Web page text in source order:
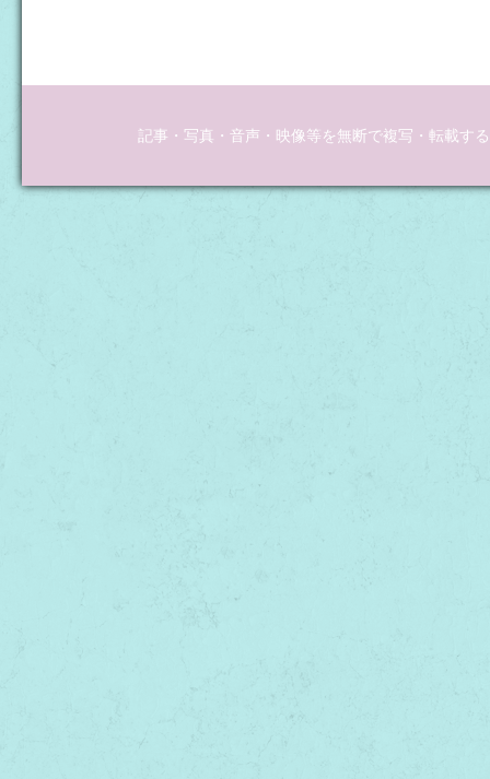
記事・写真・音声・映像等を無断で複写・転載